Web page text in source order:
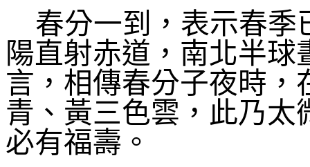
春分一到，表示春季
陽直射赤道，南北半
言，相傳春分子夜時，
青、黃三色雲，此乃太
必有福壽。